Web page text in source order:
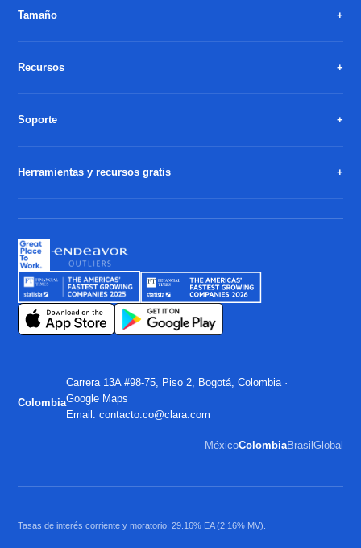
Tamaño
Recursos
Soporte
Herramientas y recursos gratis
Colombia
Carrera 13A #98-75, Piso 2, Bogotá, Colombia ·
Google Maps
Email:contacto.co@clara.com
MéxicoColombiaBrasil Global
Tasas de interés corriente y moratorio: 29.16% EA (2.16% MV).